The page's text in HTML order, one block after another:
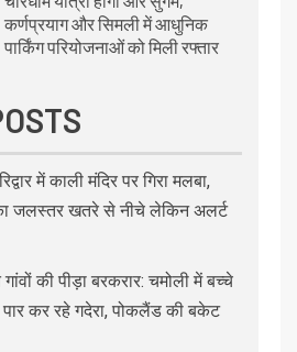
कर्णप्रयाग और सिमली में आधुनिक
पार्किंग परियोजनाओं को मिली रफ्तार
में काली मंदिर पर गिरा मलबा,
जलस्तर खतरे से नीचे लेकिन अलर्ट
की पीड़ा बरकरार: चमोली में बच्चे
कर रहे गदेरा, पोकलैंड की बकेट